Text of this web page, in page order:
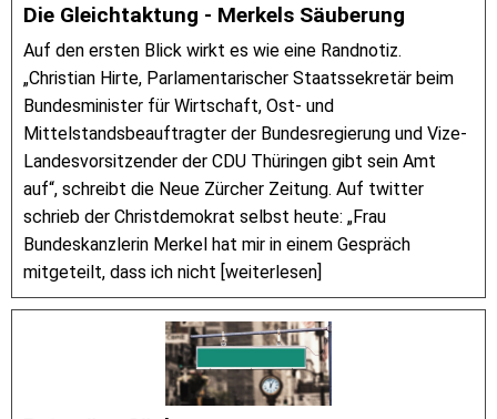
Die Gleichtaktung - Merkels Säuberung
Auf den ersten Blick wirkt es wie eine Randnotiz.
„Christian Hirte, Parlamentarischer Staatssekretär beim
Bundesminister für Wirtschaft, Ost- und
Mittelstandsbeauftragter der Bundesregierung und Vize-
Landesvorsitzender der CDU Thüringen gibt sein Amt
auf“, schreibt die Neue Zürcher Zeitung. Auf twitter
schrieb der Christdemokrat selbst heute: „Frau
Bundeskanzlerin Merkel hat mir in einem Gespräch
mitgeteilt, dass ich nicht [weiterlesen]